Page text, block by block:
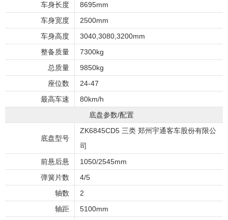
车身长度
8695mm
车身宽度
2500mm
车身高度
3040,3080,3200mm
整备质量
7300kg
总质量
9850kg
座位数
24-47
最高车速
80km/h
底盘参数/配置
底盘型号
ZK6845CD5 三类 郑州宇通客车股份有限公
司
前悬后悬
1050/2545mm
弹簧片数
4/5
轴数
2
轴距
5100mm